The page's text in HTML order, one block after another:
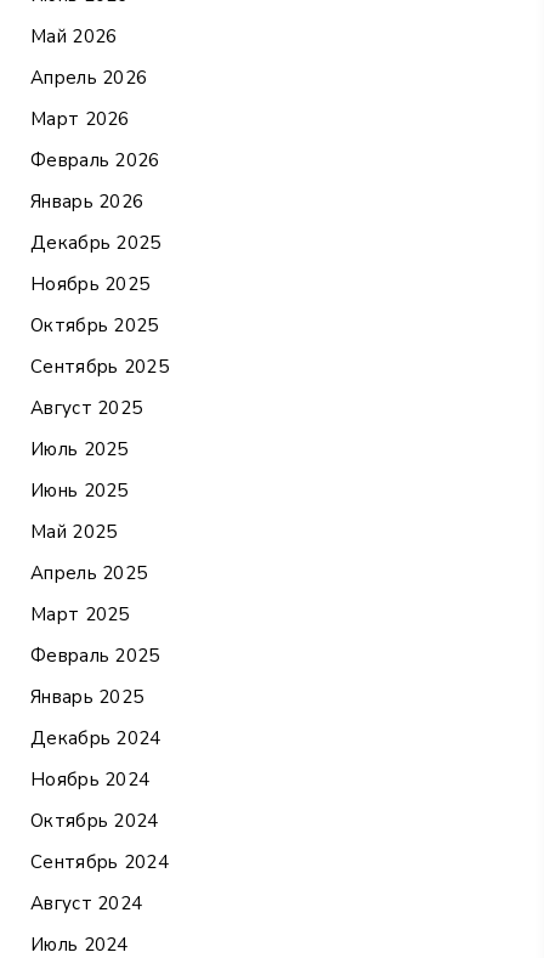
Май 2026
Апрель 2026
Март 2026
Февраль 2026
Январь 2026
Декабрь 2025
Ноябрь 2025
Октябрь 2025
Сентябрь 2025
Август 2025
Июль 2025
Июнь 2025
Май 2025
Апрель 2025
Март 2025
Февраль 2025
Январь 2025
Декабрь 2024
Ноябрь 2024
Октябрь 2024
Сентябрь 2024
Август 2024
Июль 2024